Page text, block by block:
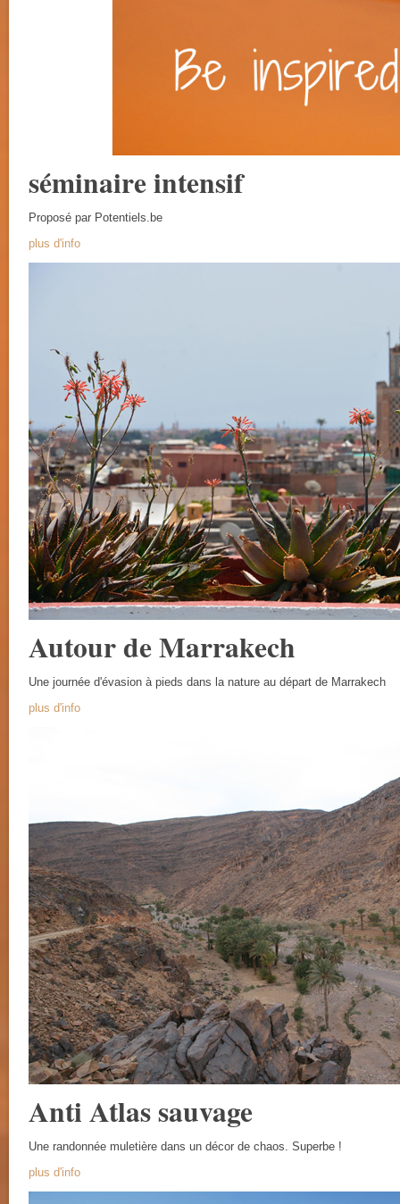
séminaire intensif
Proposé par Potentiels.be
plus d'info
Autour de Marrakech
Une journée d'évasion à pieds dans la nature au départ de Marrakech
plus d'info
Anti Atlas sauvage
Une randonnée muletière dans un décor de chaos. Superbe !
plus d'info